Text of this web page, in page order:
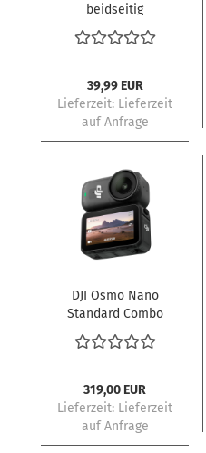
beidseitig
magnetische
Kugelgelenk-
39,99 EUR
Lieferzeit: Lieferzeit
auf Anfrage
DJI Osmo Nano
Standard Combo
64GB
319,00 EUR
Lieferzeit: Lieferzeit
auf Anfrage